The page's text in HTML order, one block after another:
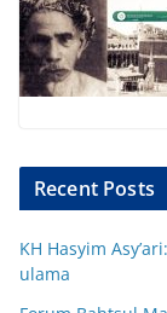
Recent Posts
KH Hasyim
ulama